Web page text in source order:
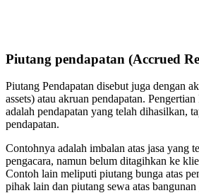
Piutang pendapatan (Accrued
Piutang Pendapatan disebut juga dengan
assets) atau akruan pendapatan.
adalah pendapatan yang telah dihasilkan,
pendapatan.
Contohnya adalah imbalan atas jasa yang
pengacara, namun belum ditagihkan ke
Contoh lain meliputi piutang bunga atas
pihak lain dan piutang sewa atas